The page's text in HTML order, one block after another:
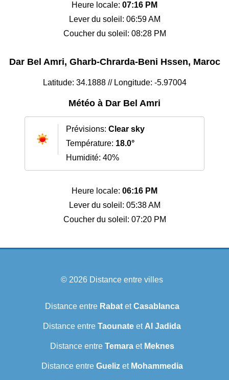
Heure locale: 07:16 PM
Lever du soleil: 06:59 AM
Coucher du soleil: 08:28 PM
Dar Bel Amri, Gharb-Chrarda-Beni Hssen, Maroc
Latitude: 34.1888 // Longitude: -5.97004
Météo à Dar Bel Amri
Prévisions: Clear sky
Température: 18.0°
Humidité: 40%
Heure locale: 06:16 PM
Lever du soleil: 05:38 AM
Coucher du soleil: 07:20 PM
© 2026 Distance entre villes
Distance entre RabatetCasablanca
Distance entre Taounate et Al Jadida
Distance entre Temaraet Meknes
Distance entre Guelizet Mohammedia